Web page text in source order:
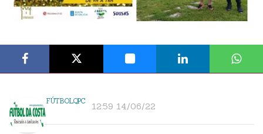
FÚTBOLQPC 12:59 14/06/22